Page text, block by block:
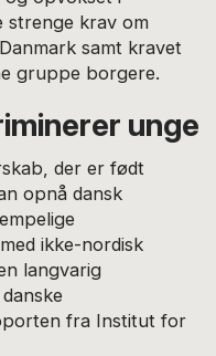
strenge krav om
samt kravet
gruppe borgere.
unge
der er født
opnå dansk
ikke-nordisk
langvarig
fra Institut for